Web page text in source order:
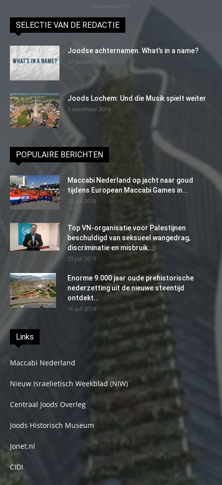
Advertentie (11)
SELECTIE VAN DE REDACTIE
Joodse achternamen. What’s in a name?
22 januari 2016
Joods Lochem: Und die Musik spielt weiter
3 december 2014
POPULAIRE BERICHTEN
Maccabi Nederland op jacht naar goud
tijdens European Maccabi Games in...
29 juli 2019
Top VN-organisatie voor Palestijnen
beschuldigd van seksueel wangedrag,
discriminatie en misbruik...
29 juli 2019
Enorme 9.000 jaar oude prehistorische
nederzetting uit de nieuwe steentijd
ontdekt...
16 juli 2019
Links
Maccabi Nederland
Nieuw Israelietisch Weekblad (NIW)
Centraal Joods Overleg
Joods Historisch Museum
Jonet.nl
CIDI